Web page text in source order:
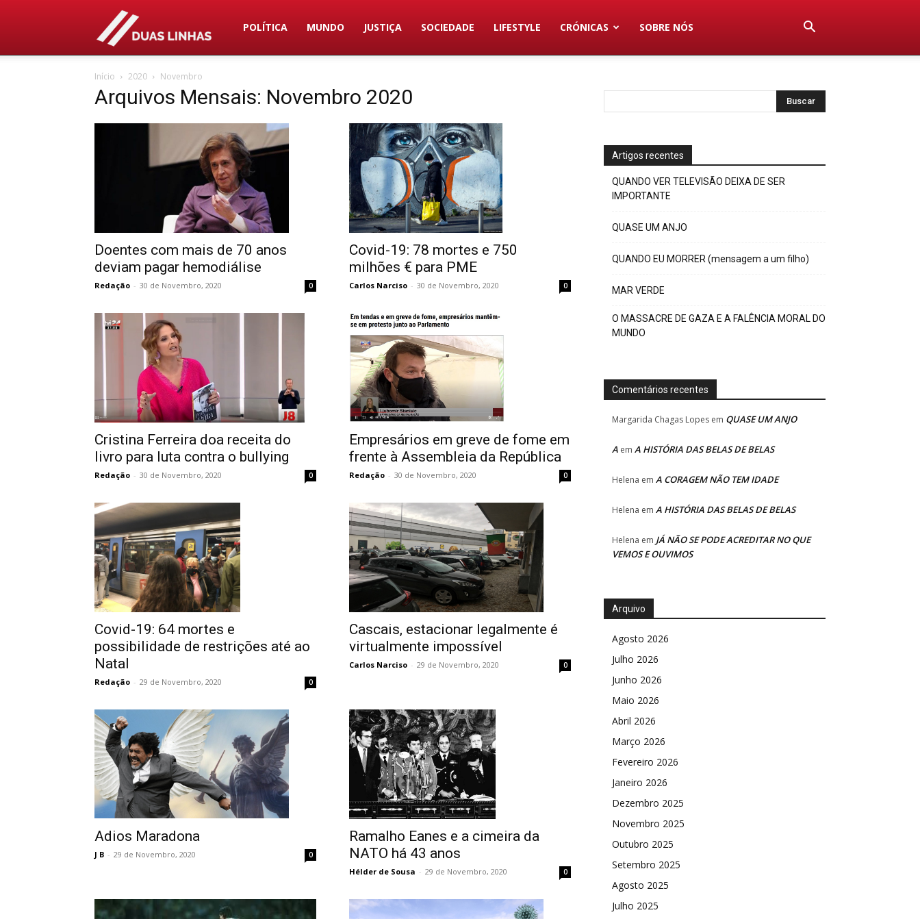
Duas
POLÍTICA MUNDO JUSTIÇA SOCIEDADE LIFESTYLE CRÓNICAS SOBRE NÓS
Início 2020 Novembro
Arquivos Mensais: Novembro 2020
Doentes com mais de 70 anos
deviam pagar hemodiálise
Redação - 30 de Novembro, 2020 0
Covid-19: 78 mortes e 750
milhões € para PME
Carlos Narciso - 30 de Novembro, 2020 0
Cristina Ferreira doa receita do
livro para luta contra o bullying
Redação - 30 de Novembro, 2020 0
Empresários em greve de fome em
frente à Assembleia da República
Redação - 30 de Novembro, 2020 0
Covid-19: 64 mortes e
possibilidade de restrições até ao
Natal
Redação - 29 de Novembro, 2020 0
Cascais, estacionar legalmente é
virtualmente impossível
Carlos Narciso - 29 de Novembro, 2020 0
Adios Maradona
J B - 29 de Novembro, 2020 0
Ramalho Eanes e a cimeira da
NATO há 43 anos
Hélder de Sousa - 29 de Novembro, 2020 0
Artigos recentes
QUANDO VER TELEVISÃO DEIXA DE SER
IMPORTANTE
QUASE UM ANJO
QUANDO EU MORRER (mensagem a um filho)
MAR VERDE
O MASSACRE DE GAZA E A FALÊNCIA MORAL DO
MUNDO
Comentários recentes
Margarida Chagas Lopes em QUASE UM ANJO
A em A HISTÓRIA DAS BELAS DE BELAS
Helena em A CORAGEM NÃO TEM IDADE
Helena em A HISTÓRIA DAS BELAS DE BELAS
Helena em JÁ NÃO SE PODE ACREDITAR NO QUE
VEMOS E OUVIMOS
Arquivo
Agosto 2026
Julho 2026
Junho 2026
Maio 2026
Abril 2026
Março 2026
Fevereiro 2026
Janeiro 2026
Dezembro 2025
Novembro 2025
Outubro 2025
Setembro 2025
Agosto 2025
Julho 2025